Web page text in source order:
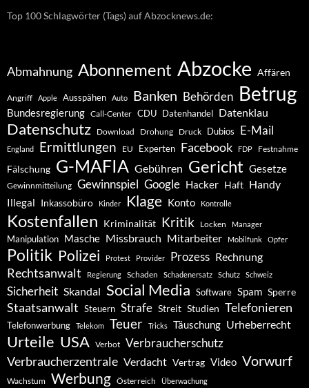
Top 100 Schlagwörter (Tags) auf Abzocknews.de:
Abmahnung Abonnement Abzocke Affären
Angriff Apple Ausspähen Auto Banken Behörden Betrug
Bundesregierung Call-Center CDU Datenhandel Datenklau
Datenschutz Download Drohung Druck Dubios E-Mail
England Ermittlungen EU Experten Facebook FDP Festnahme
Fälschung G-MAFIA Gebühren Gericht Gesetze
Gewinnmitteilung Gewinnspiel Google Hacker Haft Handy
Illegal Inkassobüro Kinder Klage Konto Kontrolle
Kostenfallen Kriminalität Kritik Locken Manager
Manipulation Masche Missbrauch Mitarbeiter Mobilfunk Opfer
Politik Polizei Protest Provider Prozess Rechnung
Rechtsanwalt Regierung Schaden Schadenersatz Schutz Schweiz
Sicherheit Skandal Social Media Software Spam Sperre
Staatsanwalt Steuern Strafe Streit Studien Telefonieren
Telefonwerbung Telekom Teuer Tricks Täuschung Urheberrecht
Urteile USA Verbot Verbraucherschutz
Verbraucherzentrale Verdacht Vertrag Video Vorwurf
Wachstum Werbung Österreich Überwachung